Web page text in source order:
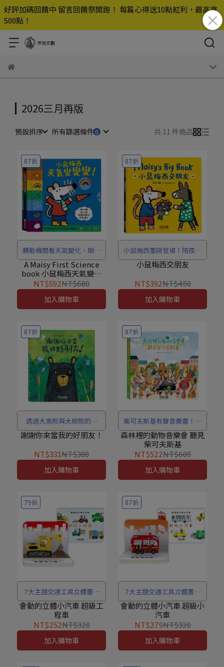
好評加碼回饋中 留言回饋祭開跑！ 每篇心得送10點紅利，最高拿
500點！
2026三月再版
預設排序 所有篩選條件 共 11 件商品
87折
轉動機關看天氣變化，跟著
梅西在晴雨雪中快樂探索世
界！
A Maisy First Science
book 小鼠梅西天氣變變
變！
NT$592NT$680
加入購物車
87折
小鼠梅西重磅登場！陪孩子
學會善良交友，天天快樂成
小鼠梅西交朋友
NT$392NT$450
加入購物車
87折
透過大黑熊與大棕熊的冒
險，孩子學會敞開心房，體
謝謝你來當我的好朋友！
NT$331NT$380
加入購物車
87折
柴可夫斯基有聲音樂書！收
錄5首經典名曲，陪孩子認
識大師生平，培養藝術美
感。
森林裡的動物音樂會 聽見
柴可夫斯基
NT$522NT$600
加入購物車
79折
7大主題交通工具立體書，
超過10個互動機關，邊玩邊
學最有趣！
會動的立體小汽車 超級工
程車
NT$252NT$320
加入購物車
87折
7大主題交通工具立體書，
超過10個互動機關，邊玩邊
學最有趣！
會動的立體小汽車 超級小
汽車
NT$279NT$320
加入購物車